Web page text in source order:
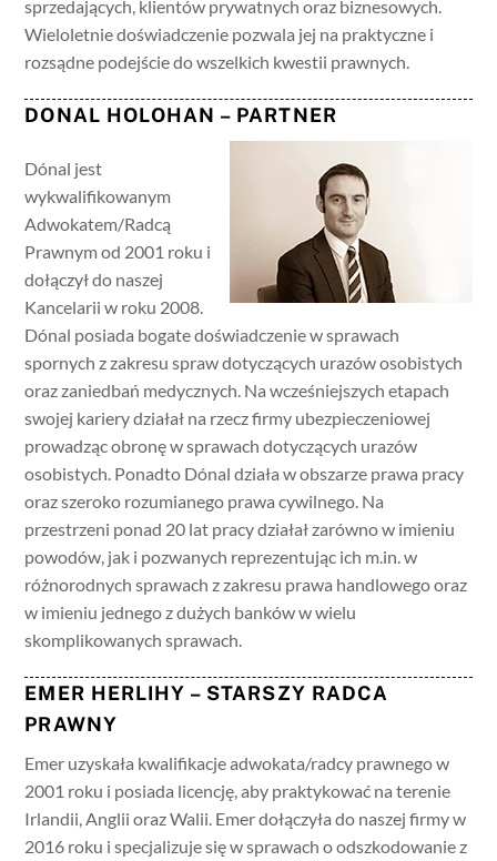
sprzedających, klientów prywatnych oraz biznesowych.
Wieloletnie doświadczenie pozwala jej na praktyczne i
rozsądne podejście do wszelkich kwestii prawnych.
DONAL HOLOHAN – PARTNER
Dónal jest
wykwalifikowanym
Adwokatem/Radcą
Prawnym od 2001 roku i
dołączył do naszej
Kancelarii w roku 2008.
Dónal posiada bogate doświadczenie w sprawach
spornych z zakresu spraw dotyczących urazów osobistych
oraz zaniedbań medycznych. Na wcześniejszych etapach
swojej kariery działał na rzecz firmy ubezpieczeniowej
prowadząc obronę w sprawach dotyczących urazów
osobistych. Ponadto Dónal działa w obszarze prawa pracy
oraz szeroko rozumianego prawa cywilnego. Na
przestrzeni ponad 20 lat pracy działał zarówno w imieniu
powodów, jak i pozwanych reprezentując ich m.in. w
różnorodnych sprawach z zakresu prawa handlowego oraz
w imieniu jednego z dużych banków w wielu
skomplikowanych sprawach.
EMER HERLIHY – STARSZY RADCA
PRAWNY
Emer uzyskała kwalifikacje adwokata/radcy prawnego w
2001 roku i posiada licencję, aby praktykować na terenie
Irlandii, Anglii oraz Walii. Emer dołączyła do naszej firmy w
2016 roku i specjalizuje się w sprawach o odszkodowanie z